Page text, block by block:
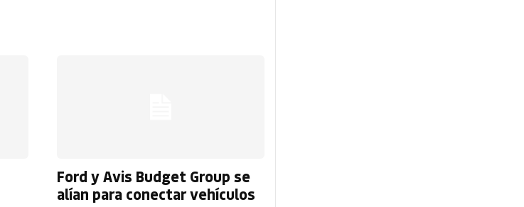
Ford y Avis Budget Group se
alían para conectar vehículos